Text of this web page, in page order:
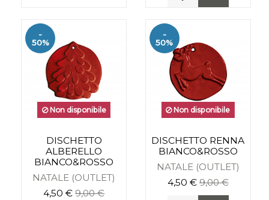
-
50%
Non disponibile
DISCHETTO
ALBERELLO
BIANCO&ROSSO
NATALE (OUTLET)
4,50 €9,00 €
-
50%
Non disponibile
DISCHETTO RENNA
BIANCO&ROSSO
NATALE (OUTLET)
4,50 €9,00 €